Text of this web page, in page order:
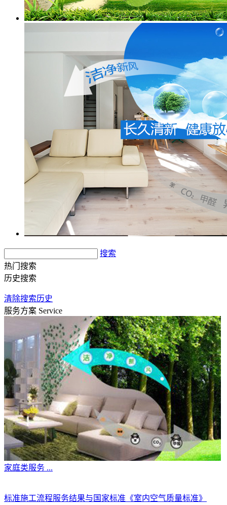
搜索
热门搜索
历史搜索
清除搜索历史
服务方案 Service
家庭类服务 ...
标准施工流程服务结果与国家标准《室内空气质量标准》